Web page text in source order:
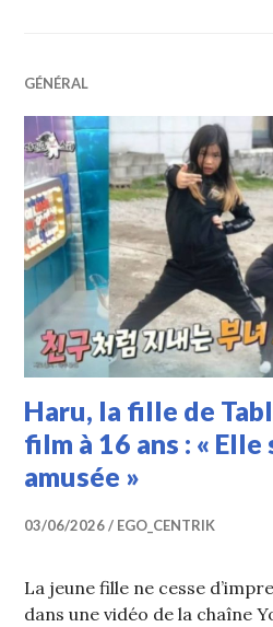
GÉNÉRAL
Haru, la fille de
film à 16 ans : «
amusée »
03/06/2026 EGO_CENTRIK
La jeune fille ne cesse
dans une vidéo de la chaîne